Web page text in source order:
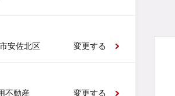
安佐北区
変更する
不動産
変更する